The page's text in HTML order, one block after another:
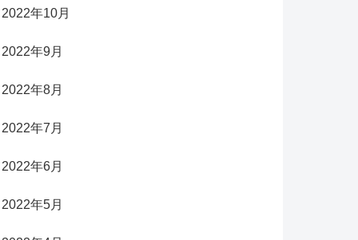
2022年10月
2022年9月
2022年8月
2022年7月
2022年6月
2022年5月